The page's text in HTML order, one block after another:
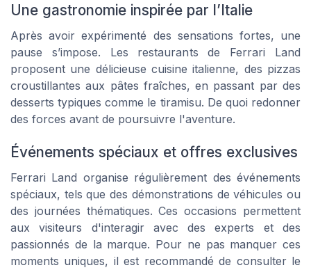
Une gastronomie inspirée par l’Italie
Après avoir expérimenté des sensations fortes, une
pause s’impose. Les restaurants de Ferrari Land
proposent une délicieuse cuisine italienne, des pizzas
croustillantes aux pâtes fraîches, en passant par des
desserts typiques comme le tiramisu. De quoi redonner
des forces avant de poursuivre l'aventure.
Événements spéciaux et offres exclusives
Ferrari Land organise régulièrement des événements
spéciaux, tels que des démonstrations de véhicules ou
des journées thématiques. Ces occasions permettent
aux visiteurs d'interagir avec des experts et des
passionnés de la marque. Pour ne pas manquer ces
moments uniques, il est recommandé de consulter le